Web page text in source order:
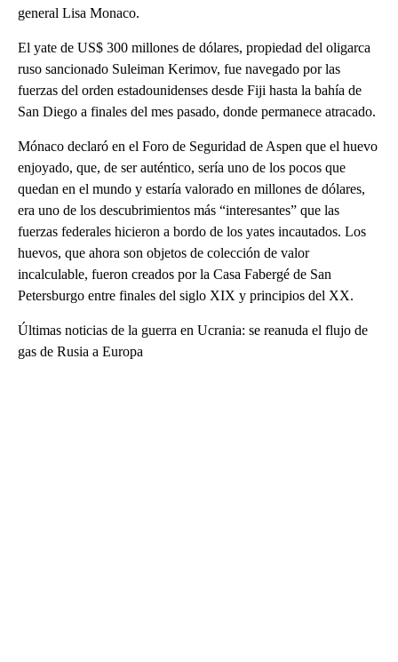
general Lisa Monaco.
El yate de US$ 300 millones de dólares, propiedad del oligarca
ruso sancionado Suleiman Kerimov, fue navegado por las
fuerzas del orden estadounidenses desde Fiji hasta la bahía de
San Diego a finales del mes pasado, donde permanece atracado.
Mónaco declaró en el Foro de Seguridad de Aspen que el huevo
enjoyado, que, de ser auténtico, sería uno de los pocos que
quedan en el mundo y estaría valorado en millones de dólares,
era uno de los descubrimientos más “interesantes” que las
fuerzas federales hicieron a bordo de los yates incautados. Los
huevos, que ahora son objetos de colección de valor
incalculable, fueron creados por la Casa Fabergé de San
Petersburgo entre finales del siglo XIX y principios del XX.
Últimas noticias de la guerra en Ucrania: se reanuda el flujo de
gas de Rusia a Europa